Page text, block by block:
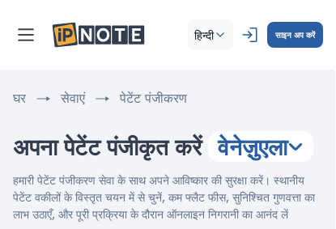
हिन्दी साइन अप करें
घर सेवाएं पेटेंट पंजीकरण
अपना पेटेंट पंजीकृत करें वेनेज़ुएला
हमारी पेटेंट पंजीकरण सेवा के साथ अपने आविष्कार की सुरक्षा करें। स्थानीय
पेटेंट वकीलों के विस्तृत चयन में से चुनें, कम फ्लैट फीस, सुनिश्चित गुणवत्ता का
लाभ उठाएँ, और पूरी प्रक्रिया के दौरान ऑनलाइन निगरानी का आनंद लें